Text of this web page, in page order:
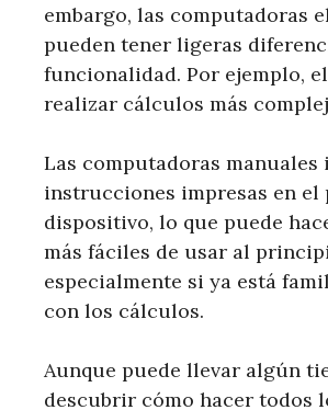
embargo, las computadoras
pueden tener ligeras
funcionalidad. Por ejemplo,
realizar cálculos más
Las computadoras manuales
instrucciones impresas en el
dispositivo, lo que puede
más fáciles de usar al
especialmente si ya está
con los cálculos.
Aunque puede llevar algún
descubrir cómo hacer todos